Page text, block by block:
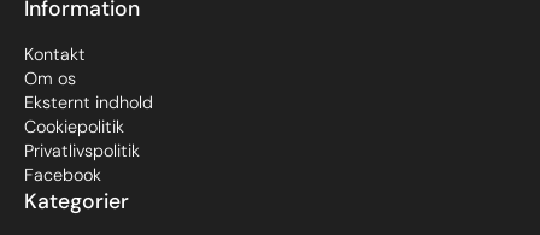
Kategorier
Information
Kontakt
Om os
Eksternt indhold
Cookiepolitik
Privatlivspolitik
Facebook